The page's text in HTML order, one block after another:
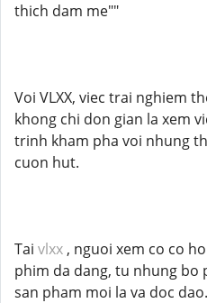
thich dam me""
Voi VLXX, viec trai nghiem
khong chi don gian la xem
trinh kham pha voi nhung
cuon hut.
Tai vlxx , nguoi xem co co
phim da dang, tu nhung
san pham moi la va doc